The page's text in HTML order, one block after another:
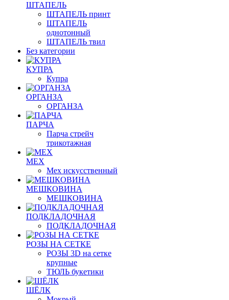
ШТАПЕЛЬ
ШТАПЕЛЬ принт
ШТАПЕЛЬ
однотонный
ШТАПЕЛЬ твил
Без категории
КУПРА
Купра
ОРГАНЗА
ОРГАНЗА
ПАРЧА
Парча стрейч
трикотажная
МЕХ
Мех искусственный
МЕШКОВИНА
МЕШКОВИНА
ПОДКЛАДОЧНАЯ
ПОДКЛАДОЧНАЯ
РОЗЫ НА СЕТКЕ
РОЗЫ 3D на сетке
крупные
ТЮЛЬ букетики
ШЁЛК